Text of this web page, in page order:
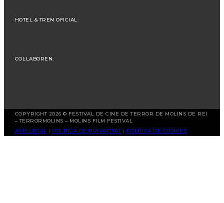
HOTEL & TREN OFICIAL:
COL·LABOREN:
COPYRIGHT 2026 © FESTIVAL DE CINE DE TERROR DE MOLINS DE REI
– TERRORMOLINS – MOLINS FILM FESTIVAL
AVÍS LEGAL | POLÍTICA DE PRIVACITAT| POLÍTICA DE COOKIES